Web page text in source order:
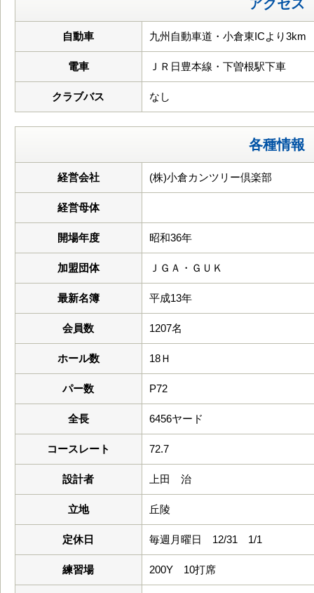
アクセス
自動車 九州自動車道・小倉東ICより3km
電車 ＪＲ日豊本線・下曽根駅下車
クラブバス なし
各種情報
経営会社 (株)小倉カンツリー倶楽部
経営母体
開場年度 昭和36年
加盟団体 ＪＧＡ・ＧＵＫ
最新名簿 平成13年
会員数 1207名
ホール数 18Ｈ
パー数 P72
全長 6456ヤード
コースレート 72.7
設計者 上田 治
立地 丘陵
定休日 毎週月曜日 12/31 1/1
練習場 200Y 10打席